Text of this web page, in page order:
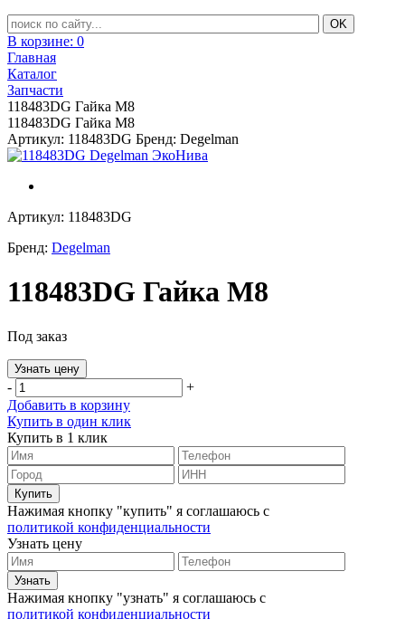
В корзине: 0
Главная
Каталог
Запчасти
118483DG Гайка M8
118483DG Гайка M8
Артикул: 118483DG Бренд: Degelman
Артикул: 118483DG
Бренд: Degelman
118483DG Гайка M8
Под заказ
Узнать цену
-
+
Добавить в корзину
Купить в один клик
Купить в 1 клик
Нажимая кнопку "купить" я соглашаюсь с
политикой конфиденциальности
Узнать цену
Нажимая кнопку "узнать" я соглашаюсь с
политикой конфиденциальности